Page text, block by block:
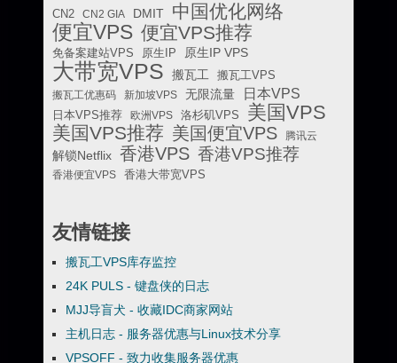
CN2 CN2 GIA DMIT 中国优化网络
便宜VPS 便宜VPS推荐
免备案建站VPS 原生IP 原生IP VPS
大带宽VPS 搬瓦工
搬瓦工VPS
搬瓦工优惠码
新加坡VPS 无限流量 日本VPS
日本VPS推荐 欧洲VPS 洛杉矶VPS 美国VPS
美国VPS推荐 美国便宜VPS 腾讯云
解锁Netflix 香港VPS 香港VPS推荐
香港便宜VPS 香港大带宽VPS
友情链接
搬瓦工VPS库存监控
24K PULS - 键盘侠的日志
MJJ导盲犬 - 收藏IDC商家网站
主机日志 - 服务器优惠与Linux技术分享
VPSOFF - 致力收集服务器优惠